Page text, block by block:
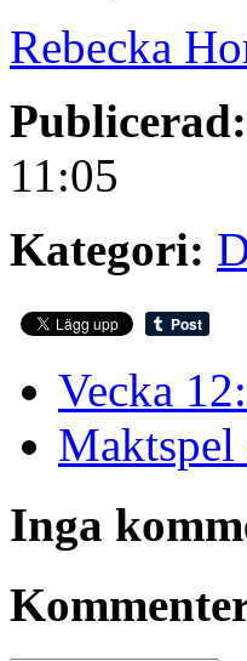
Rebecka
Publicerad:
11:05
Kategori:
Vecka
Inga